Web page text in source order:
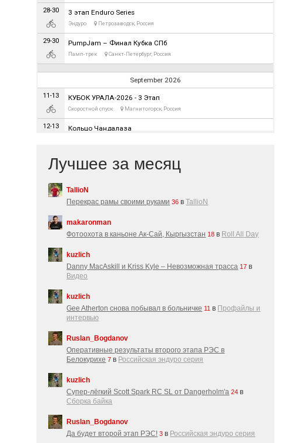
Лучшее за месяц
TallioN
Перекрас рамы своими руками 36 вTallioN
makaronman
Фотоохота в каньоне Ак-Cай, Кыргызстан 18 в Roll All Day
kuzlich
Danny MacAskill и Kriss Kyle – Невозможная трасса 17 в
Видео
kuzlich
Gee Atherton снова побывал в больничке 11 в Профайлы и
интервью
Ruslan_Bogdanov
Оперативные результаты второго этапа РЭС в
Белокурихе 7 в Российская эндуро серия
kuzlich
Супер-лёгкий Scott Spark RC SL от Dangerholm'a 24 в
Сборка байка
Ruslan_Bogdanov
Да будет второй этап РЭС! 3 в Российская эндуро серия